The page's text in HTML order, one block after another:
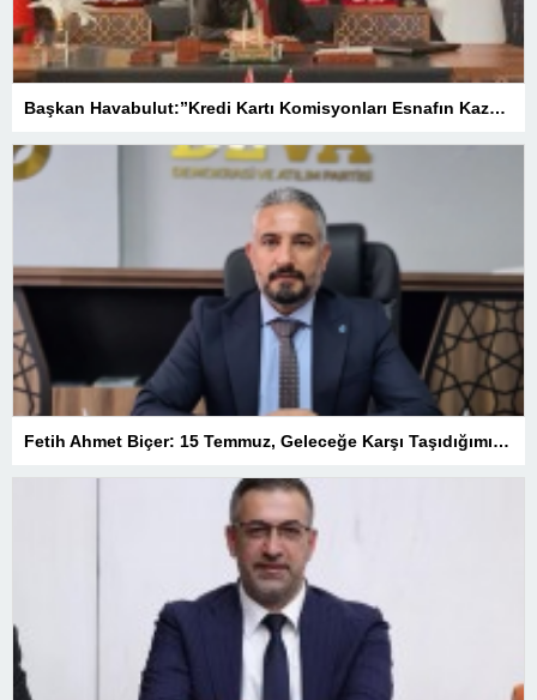
Başkan Havabulut:”Kredi Kartı Komisyonları Esnafın Kazancını Eritiyor”
Fetih Ahmet Biçer: 15 Temmuz, Geleceğe Karşı Taşıdığımız Sorumluluğu Hatırlatan Bir Milattır